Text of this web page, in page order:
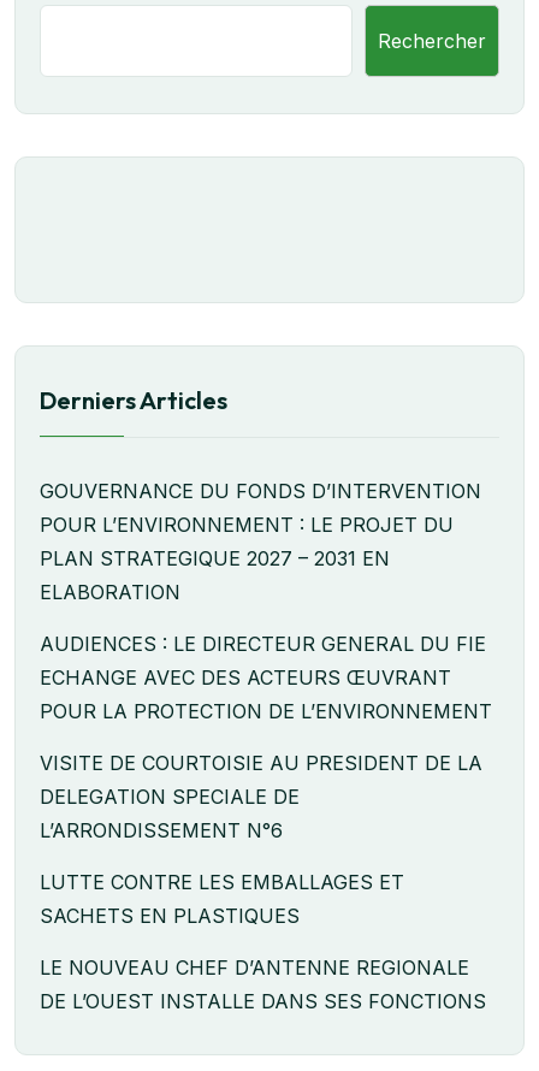
Rechercher
Derniers Articles
GOUVERNANCE DU FONDS D’INTERVENTION
POUR L’ENVIRONNEMENT : LE PROJET DU
PLAN STRATEGIQUE 2027 – 2031 EN
ELABORATION
AUDIENCES : LE DIRECTEUR GENERAL DU FIE
ECHANGE AVEC DES ACTEURS ŒUVRANT
POUR LA PROTECTION DE L’ENVIRONNEMENT
VISITE DE COURTOISIE AU PRESIDENT DE LA
DELEGATION SPECIALE DE
L’ARRONDISSEMENT N°6
LUTTE CONTRE LES EMBALLAGES ET
SACHETS EN PLASTIQUES
LE NOUVEAU CHEF D’ANTENNE REGIONALE
DE L’OUEST INSTALLE DANS SES FONCTIONS